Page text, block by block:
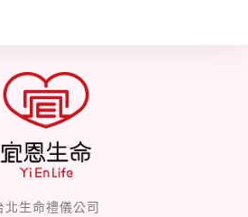
北生命禮儀公司